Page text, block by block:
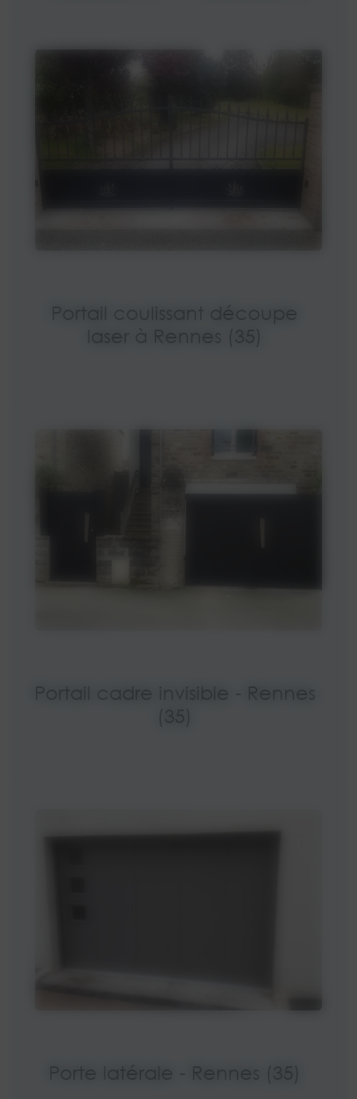
Portail coulissant découpe
laser à Rennes (35)
Portail cadre invisible - Rennes
Porte latérale - Rennes (35)